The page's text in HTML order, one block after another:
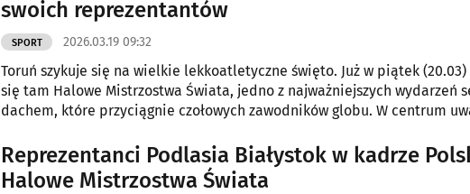
swoich reprezentantów
SPORT 2026.03.19 09:32
Toruń szykuje się na wielkie lekkoatletyczne święto. Już w piątek (20.03)
się tam Halowe Mistrzostwa Świata, jedno z najważniejszych wydarzeń
dachem, które przyciągnie czołowych zawodników globu. W centrum
kibice.
Reprezentanci Podlasia Białystok w kadrze
Halowe Mistrzostwa Świata